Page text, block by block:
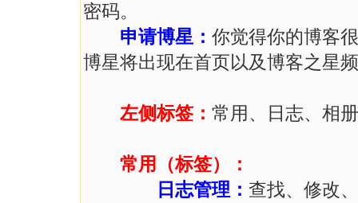
密码。
申请博星： 你觉得你的博客
博星将出现在首页以及博客之星
左侧标签： 常用、日志、相
常用（标签）：
日志管理： 查找、修改